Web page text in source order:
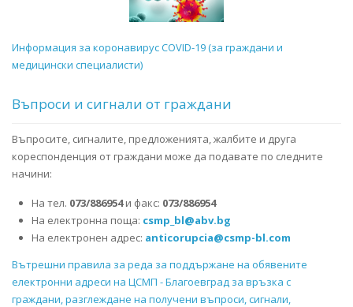
Информация за коронавирус COVID-19 (за граждани и
медицински специалисти)
Въпроси и сигнали от граждани
Въпросите, сигналите, предложенията, жалбите и друга
кореспонденция от граждани може да подавате по следните
начини:
На тел. 073/886954и факс: 073/886954
На електронна поща: csmp_bl@abv.bg
На електронен адрес: anticorupcia@csmp-bl.com
Вътрешни правила за реда за поддържане на обявените
електронни адреси на ЦСМП - Благоевград за връзка с
граждани, разглеждане на получени въпроси, сигнали,